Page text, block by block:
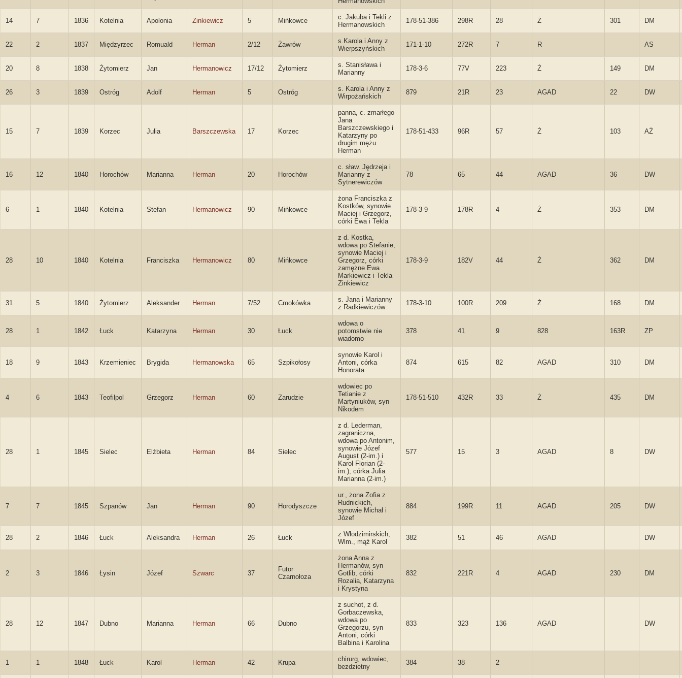
14 7 1836 Kotelnia Apolonia Zinkiewicz 5 Mińkowce
c. Jakuba i Tekli z
Hermanowskich
178-51-386 298R 28 Ż 301 DM
22 2 1837 Międzyrzec Romuald Herman 2/12 Żawrów
s.Karola i Anny z
Wierpszyńskich
171-1-10 272R 7 R AS
20 8 1838 Żytomierz Jan Hermanowicz 17/12 Żytomierz
s. Stanisława i
Marianny
178-3-6 77V 223 Ż 149 DM
26 3 1839 Ostróg Adolf Herman 5 Ostróg
s. Karola i Anny z
Wirpożańskich
879 21R 23 AGAD 22 DW
15 7 1839 Korzec Julia Barszczewska 17 Korzec
panna, c. zmarłego
Jana
Barszczewskiego i
Katarzyny po
drugim mężu
Herman
178-51-433 96R 57 Ż 103 AŻ
16 12 1840 Horochów Marianna Herman 20 Horochów
c. sław. Jędrzeja i
Marianny z
Sytnerewiczów
78 65 44 AGAD 36 DW
6 1 1840 Kotelnia Stefan Hermanowicz 90 Mińkowce
żona Franciszka z
Kostków, synowie
Maciej i Grzegorz,
córki Ewa i Tekla
178-3-9 178R 4 Ż 353 DM
28 10 1840 Kotelnia Franciszka Hermanowicz 80 Mińkowce
z d. Kostka,
wdowa po Stefanie,
synowie Maciej i
Grzegorz, córki
zamężne Ewa
Markiewicz i Tekla
Zinkiewicz
178-3-9 182V 44 Ż 362 DM
31 5 1840 Żytomierz Aleksander Herman 7/52 Cmokówka
s. Jana i Marianny
z Radkiewiczów
178-3-10 100R 209 Ż 168 DM
28 1 1842 Łuck Katarzyna Herman 30 Łuck
wdowa o
potomstwie nie
wiadomo
378 41 9 828 163R ZP
18 9 1843 Krzemieniec Brygida Hermanowska 65 Szpikołosy
synowie Karol i
Antoni, córka
Honorata
874 615 82 AGAD 310 DM
4 6 1843 Teofilpol Grzegorz Herman 60 Zarudzie
wdowiec po
Tetianie z
Martyniuków, syn
Nikodem
178-51-510 432R 33 Ż 435 DM
28 1 1845 Sielec Elżbieta Herman 84 Sielec
z d. Lederman,
zagraniczna,
wdowa po Antonim,
synowie Józef
August (2-im.) i
Karol Florian (2-
im.), córka Julia
Marianna (2-im.)
577 15 3 AGAD 8 DW
7 7 1845 Szpanów Jan Herman 90 Horodyszcze
ur., żona Zofia z
Rudnickich,
synowie Michał i
Józef
884 199R 11 AGAD 205 DW
28 2 1846 Łuck Aleksandra Herman 26 Łuck
z Włodzimirskich,
Wlm., mąż Karol
382 51 46 AGAD DW
2 3 1846 Łysin Józef Szwarc 37
Futor
Czarnołoza
żona Anna z
Hermanów, syn
Gotlib, córki
Rozalia, Katarzyna
i Krystyna
832 221R 4 AGAD 230 DM
28 12 1847 Dubno Marianna Herman 66 Dubno
z suchot, z d.
Gorbaczewska,
wdowa po
Grzegorzu, syn
Antoni, córki
Balbina i Karolina
833 323 136 AGAD DW
1 1 1848 Łuck Karol Herman 42 Krupa
chirurg, wdowiec,
bezdzietny
384 38 2